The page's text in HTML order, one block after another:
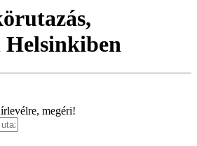
Helsinkiben
megéri!